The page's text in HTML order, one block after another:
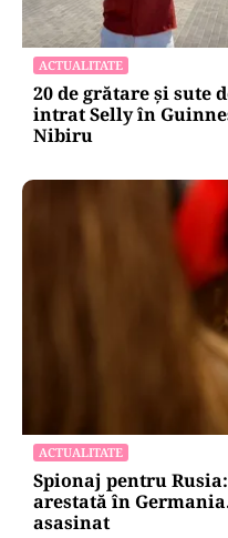
ACTUALITATE
20 de grătare și sute
intrat Selly în
Nibiru
ACTUALITATE
Spionaj pentru
arestată în
asasinat